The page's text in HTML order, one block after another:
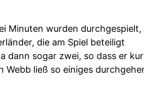
Minuten wurden durchgespielt,
die am Spiel beteiligt
dann sogar zwei, so dass er
ließ so einiges